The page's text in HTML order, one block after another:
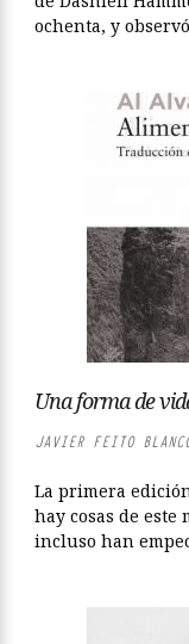
ochenta, y
Una forma de
JAVIER FEITO
La primera
hay cosas de
incluso han